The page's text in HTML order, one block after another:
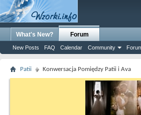
What's New? Forum
New Posts FAQ Calendar Community
Patii Konwersacja Pomiędzy Patii i Ava